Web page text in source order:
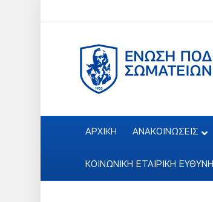
ΑΡΧΙΚΗ ΑΝΑΚΟΙΝΩΣΕΙΣ
ΚΟΙΝΩΝΙΚΗ ΕΤΑΙΡΙΚΗ ΕΥΘΥΝΗ